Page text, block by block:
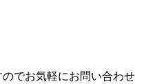
でお気軽にお問い合わせ